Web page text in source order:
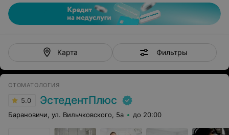
Карта Фильтры
СТОМАТОЛОГИЯ
5.0 ЭстедентПлюс
Барановичи, ул. Вильчковского, 5а до 20:00